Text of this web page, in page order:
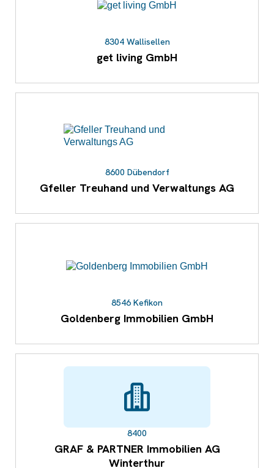
8304 Wallisellen
get living GmbH
8600 Dübendorf
Gfeller Treuhand und Verwaltungs AG
8546 Kefikon
Goldenberg Immobilien GmbH
8400
GRAF & PARTNER Immobilien AG
Winterthur